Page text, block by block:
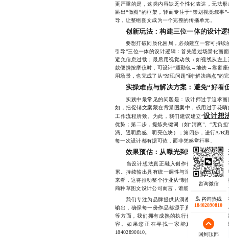
更严重的是，这类内容缺乏个性化表达，无法
跳出“做图”的框架，转而专注于“策划视觉叙
导，让整组图文成为一个完整的传播单元。
创新玩法：构建三位一体的设计逻
要想打破同质化困局，必须建立一套可持续
引导”三位一体的设计逻辑：首先通过场景化画
避免信息过载；最后用视觉动线（如视线从左
款便携按摩仪时，可设计“通勤包→地铁→靠窗
用场景，也完成了从“发现问题”到“解决痛点”的
实操难点与解决方案：避免“好看
实践中最常见的问题是：设计师过于追求画
如，把促销文案藏在背景图案中，或用过于花
工作流程所致。为此，我们建议建立“设计想
优势；第二步，提炼关键词（如“清爽”、“无负
滴、透明质感、明亮色块）；第四步，进行A/B
每一次设计都有据可依，而非凭感觉行事。
效果预估：从曝光到转化的全链路
当设计想法真正融入创作体系后，带来的
累。持续输出具有统一调性与深度思考的图文
来看，这将推动整个行业从“制作图文”向“策划
商种草图文设计公司而言，谁能率先掌握这一能
我们专注为品牌提供从洞察到落地的全流程
输出，确保每一份作品都源于真实需求与深度
等方面，我们拥有成熟的执行体系与丰富的实
容。如果您正在寻找一家能真正理解“设计
18402890810。
咨询热线
18402890810
回到顶部